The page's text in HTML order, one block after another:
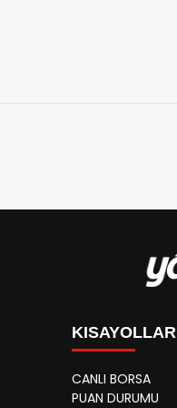
KISAYOLLAR
CANLI BORSA
PUAN DURUMU